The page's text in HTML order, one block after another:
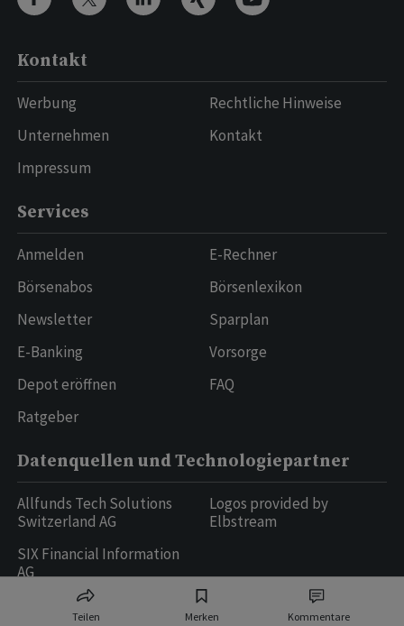
Teilen Merken Kommentare
Kontakt
Werbung
Unternehmen
Impressum
Rechtliche Hinweise
Kontakt
Services
Anmelden
Börsenabos
Newsletter
E-Banking
Depot eröffnen
Ratgeber
E-Rechner
Börsenlexikon
Sparplan
Vorsorge
FAQ
Datenquellen und Technologiepartner
Allfunds Tech Solutions
Switzerland AG
SIX Financial Information
AG
Logos provided by
Elbstream